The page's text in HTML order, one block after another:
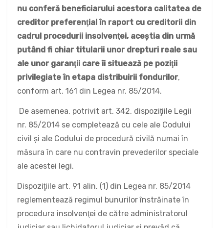
nu conferă beneficiarului acestora calitatea de
creditor preferenţial în raport cu creditorii din
cadrul procedurii insolvenţei, aceştia din urmă
putând fi chiar titularii unor drepturi reale sau
ale unor garanţii care îi situează pe poziţii
privilegiate în etapa distribuirii fondurilor,
conform art. 161 din Legea nr. 85/2014.
De asemenea, potrivit art. 342, dispoziţiile Legii
nr. 85/2014 se completează cu cele ale Codului
civil şi ale Codului de procedură civilă numai în
măsura în care nu contravin prevederilor speciale
ale acestei legi.
Dispoziţiile art. 91 alin. (1) din Legea nr. 85/2014
reglementează regimul bunurilor înstrăinate în
procedura insolvenţei de către administratorul